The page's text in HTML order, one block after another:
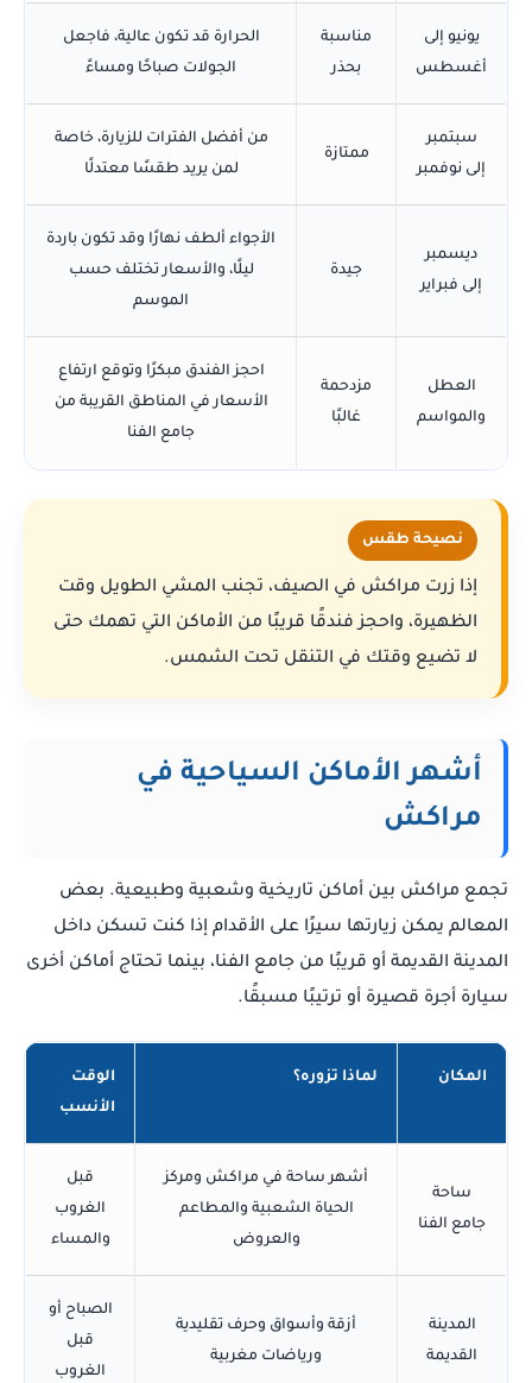
يونيو إلى
أغسطس
مناسبة
بحذر
الحرارة قد تكون عالية، فاجعل
الجولات صباحًا ومساءً
سبتمبر
إلى نوفمبر
ممتازة
من أفضل الفترات للزيارة، خاصة
لمن يريد طقسًا معتدلًا
ديسمبر
إلى فبراير
جيدة
الأجواء ألطف نهارًا وقد تكون باردة
ليلًا، والأسعار تختلف حسب
الموسم
العطل
والمواسم
مزدحمة
غالبًا
احجز الفندق مبكرًا وتوقع ارتفاع
الأسعار في المناطق القريبة من
جامع الفنا
نصيحة طقس
إذا زرت مراكش في الصيف، تجنب المشي الطويل وقت
الظهيرة، واحجز فندقًا قريبًا من الأماكن التي تهمك حتى
لا تضيع وقتك في التنقل تحت الشمس.
أشهر الأماكن السياحية في
مراكش
تجمع مراكش بين أماكن تاريخية وشعبية وطبيعية. بعض
المعالم يمكن زيارتها سيرًا على الأقدام إذا كنت تسكن داخل
المدينة القديمة أو قريبًا من جامع الفنا، بينما تحتاج أماكن أخرى
سيارة أجرة قصيرة أو ترتيبًا مسبقًا.
المكان لماذا تزوره؟
الوقت
الأنسب
ساحة
جامع الفنا
أشهر ساحة في مراكش ومركز
الحياة الشعبية والمطاعم
والعروض
قبل
الغروب
والمساء
المدينة
القديمة
أزقة وأسواق وحرف تقليدية
ورياضات مغربية
الصباح أو
قبل
الغروب